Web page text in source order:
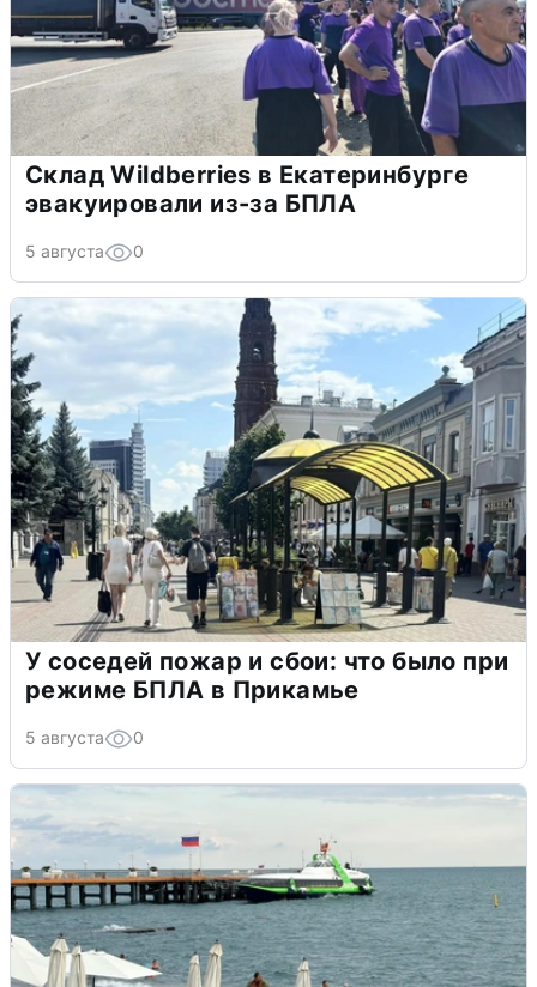
Склад Wildberries в Екатеринбурге
эвакуировали из-за БПЛА
5 августа 0
У соседей пожар и сбои: что было при
режиме БПЛА в Прикамье
5 августа 0